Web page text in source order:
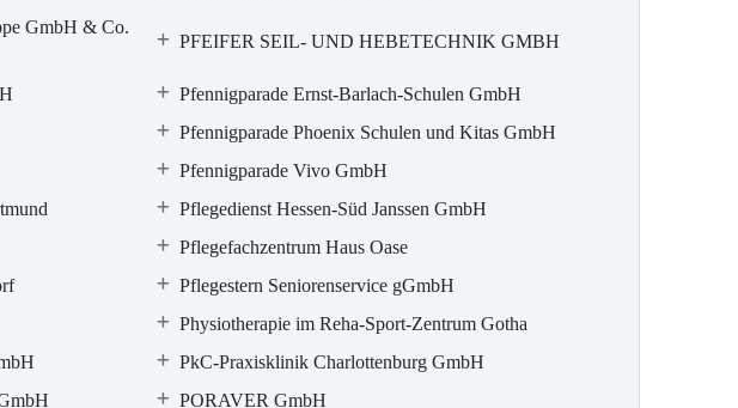
GmbH & Co.
PFEIFER SEIL- UND HEBETECHNIK GMBH
Pfennigparade Ernst-Barlach-Schulen GmbH
Pfennigparade Phoenix Schulen und Kitas GmbH
Pfennigparade Vivo GmbH
Pflegedienst Hessen-Süd Janssen GmbH
Pflegefachzentrum Haus Oase
Pflegestern Seniorenservice gGmbH
Physiotherapie im Reha-Sport-Zentrum Gotha
PkC-Praxisklinik Charlottenburg GmbH
PORAVER GmbH